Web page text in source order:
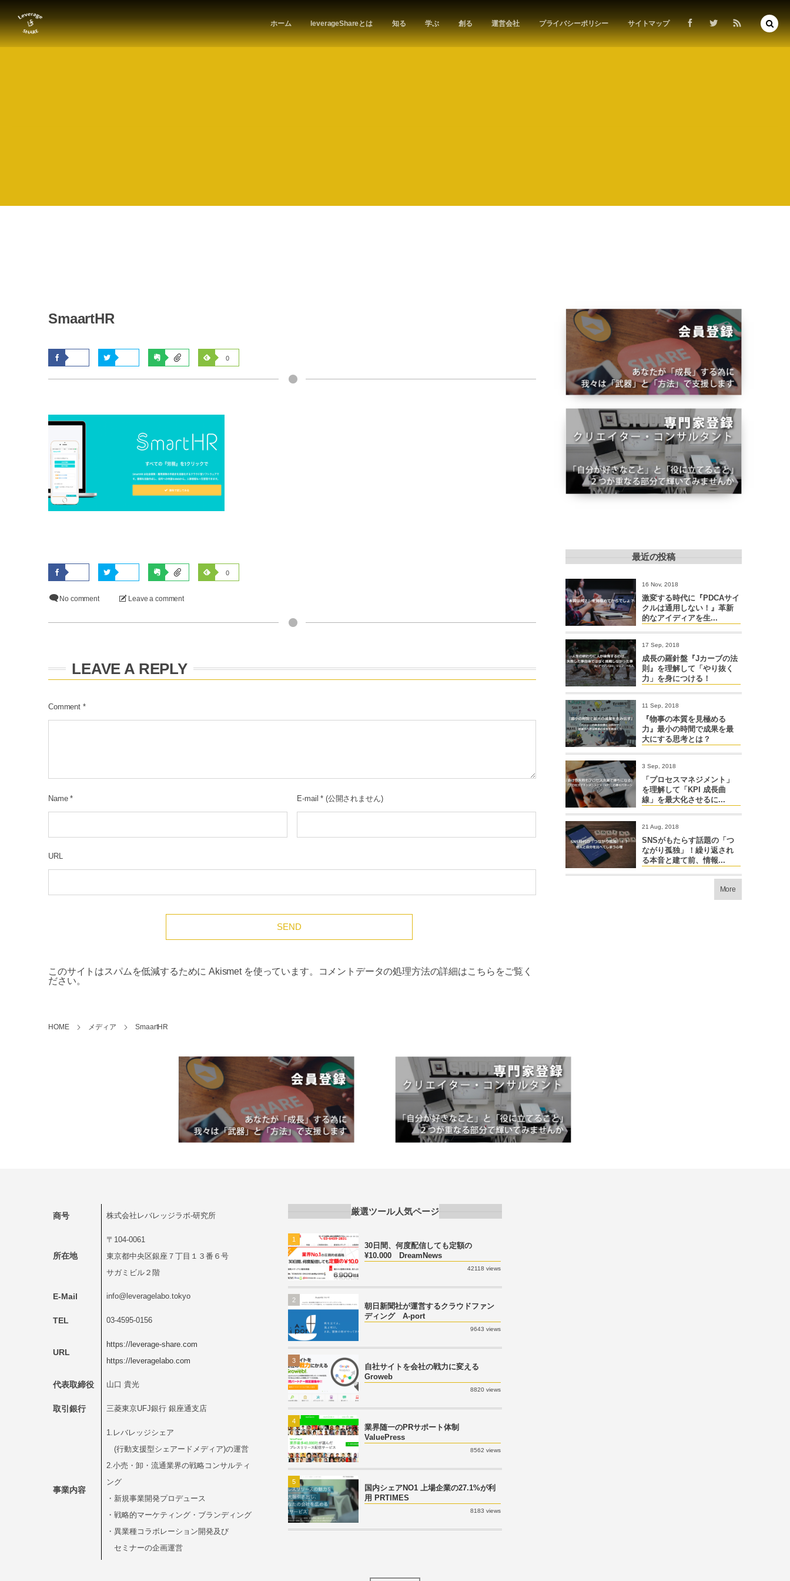
ホーム leverageShareとは 知る 学ぶ 創る 運営会社 プライバシーポリシー サイトマップ
SmaartHR
0
0
No comment Leave a comment
LEAVE A REPLY
Comment *
Name * E-mail * (公開されません)
URL
このサイトはスパムを低減するために Akismet を使っています。
コメントデータの処理方法の詳細はこちらをご覧く
ださい。
最近の投稿
16 Nov, 2018
激変する時代に『PDCAサイ
クルは通用しない！』革新
的なアイディアを生...
17 Sep, 2018
成長の羅針盤『Jカーブの法
則』を理解して「やり抜く
力」を身につける！
11 Sep, 2018
『物事の本質を見極める
力』最小の時間で成果を最
大にする思考とは？
3 Sep, 2018
「プロセスマネジメント」
を理解して「KPI 成長曲
線」を最大化させるに...
21 Aug, 2018
SNSがもたらす話題の「つ
ながり孤独」！繰り返され
る本音と建て前、情報...
More
HOME メディア SmaartHR
商号 株式会社レバレッジラボ-研究所
所在地
〒104-0061
東京都中央区銀座７丁目１３番６号
サガミビル２階
E-Mail info@leveragelabo.tokyo
TEL 03-4595-0156
URL
https://leverage-share.com
https://leveragelabo.com
代表取締役 山口 貴光
取引銀行 三菱東京UFJ銀行 銀座通支店
事業内容
1.レバレッジシェア
(行動支援型シェアードメディア)の運営
2.小売・卸・流通業界の戦略コンサルティ
ング
・新規事業開発プロデュース
・戦略的マーケティング・ブランディング
・異業種コラボレーション開発及び
セミナーの企画運営
厳選ツール人気ページ
30日間、何度配信しても定額の
¥10.000 DreamNews
42118 views
1
朝日新聞社が運営するクラウドファン
ディング A-port
9643 views
2
自社サイトを会社の戦力に変える
Groweb
8820 views
3
業界随一のPRサポート体制
ValuePress
8562 views
4
国内シェアNO1 上場企業の27.1%が利
用 PRTIMES
8183 views
5